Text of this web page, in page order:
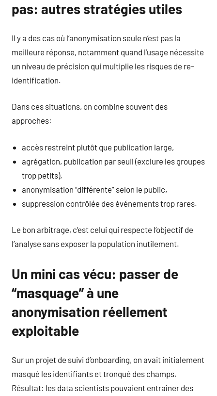
pas: autres stratégies utiles
Il y a des cas où l’anonymisation seule n’est pas la
meilleure réponse, notamment quand l’usage nécessite
un niveau de précision qui multiplie les risques de re-
identification.
Dans ces situations, on combine souvent des
approches:
accès restreint plutôt que publication large,
agrégation, publication par seuil (exclure les groupes
trop petits),
anonymisation “différente” selon le public,
suppression contrôlée des événements trop rares.
Le bon arbitrage, c’est celui qui respecte l’objectif de
l’analyse sans exposer la population inutilement.
Un mini cas vécu: passer de
“masquage” à une
anonymisation réellement
exploitable
Sur un projet de suivi d’onboarding, on avait initialement
masqué les identifiants et tronqué des champs.
Résultat: les data scientists pouvaient entraîner des